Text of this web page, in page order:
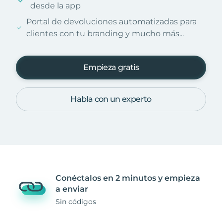
desde la app
Portal de devoluciones automatizadas para
clientes con tu branding y mucho más...
Empieza gratis
Habla con un experto
Conéctalos en 2 minutos y empieza
a enviar
Sin códigos